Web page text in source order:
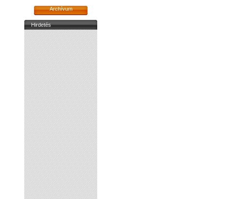
Archívum
Hirdetés